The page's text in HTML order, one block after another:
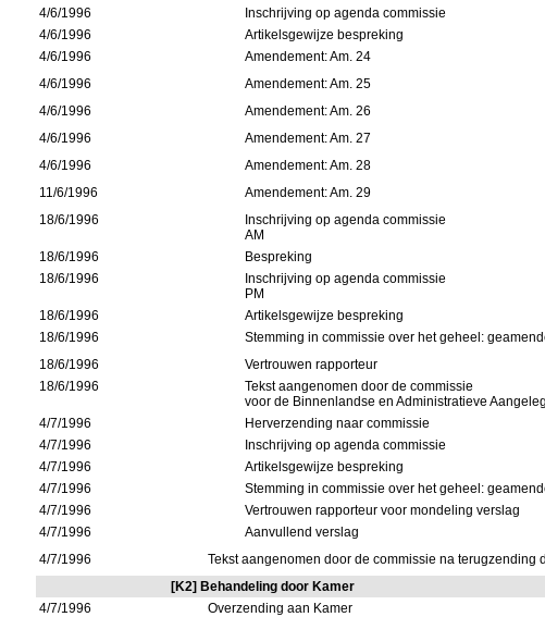
4/6/1996
Inschrijving op agenda commissie
4/6/1996
Artikelsgewijze bespreking
4/6/1996
Amendement: Am. 24
4/6/1996
Amendement: Am. 25
4/6/1996
Amendement: Am. 26
4/6/1996
Amendement: Am. 27
4/6/1996
Amendement: Am. 28
11/6/1996
Amendement: Am. 29
18/6/1996
Inschrijving op agenda commissie
AM
18/6/1996
Bespreking
18/6/1996
Inschrijving op agenda commissie
PM
18/6/1996
Artikelsgewijze bespreking
18/6/1996
Stemming in commissie over het geheel:
18/6/1996
Vertrouwen rapporteur
18/6/1996
Tekst aangenomen door de commissie
voor de Binnenlandse en Administratieve
4/7/1996
Herverzending naar commissie
4/7/1996
Inschrijving op agenda commissie
4/7/1996
Artikelsgewijze bespreking
4/7/1996
Stemming in commissie over het geheel:
4/7/1996
Vertrouwen rapporteur voor mondeling verslag
4/7/1996
Aanvullend verslag
4/7/1996
Tekst aangenomen door de commissie na terugzending
[K2] Behandeling door Kamer
4/7/1996
Overzending aan Kamer